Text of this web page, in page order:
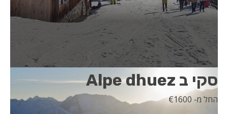
סקי ב Alpe dhuez
החל מ- 1600 €